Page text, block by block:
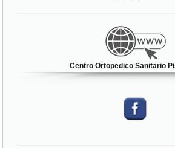
Centro Ortopedico Sanitario